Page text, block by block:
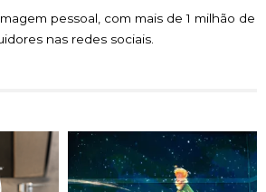
pessoal, com mais de 1 milhão de
nas redes sociais.